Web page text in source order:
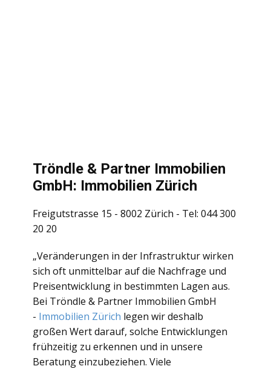
Tröndle & Partner Immobilien
GmbH: Immobilien Zürich
Freigutstrasse 15 - 8002 Zürich - Tel: 044 300
20 20
„Veränderungen in der Infrastruktur wirken
sich oft unmittelbar auf die Nachfrage und
Preisentwicklung in bestimmten Lagen aus.
Bei Tröndle & Partner Immobilien GmbH
- Immobilien Zürich legen wir deshalb
großen Wert darauf, solche Entwicklungen
frühzeitig zu erkennen und in unsere
Beratung einzubeziehen. Viele